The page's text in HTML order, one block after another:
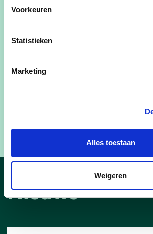
Voorkeuren
Statistieken
Marketing
Alles toestaan
Weigeren
en winkelomgevingen en bredere/
voetpaden. Vanaf maandag 6
maximumsnelheid daarom in
binnen de Ring 30 kilometer per
het mobiliteitsplan, maar is ook
www.waregem.be/mobiliteitsplan.
Nieuws